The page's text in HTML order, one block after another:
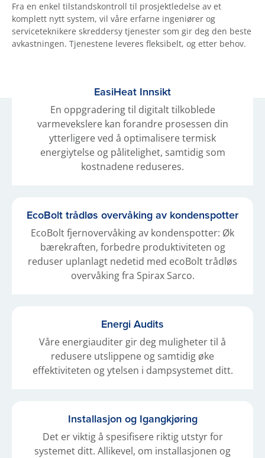
Fra en enkel tilstandskontroll til prosjektledelse av et
komplett nytt system, vil våre erfarne ingeniører og
serviceteknikere skreddersy tjenester som gir deg den beste
avkastningen. Tjenestene leveres fleksibelt, og etter behov.
EasiHeat Innsikt
En oppgradering til digitalt tilkoblede
varmevekslere kan forandre prosessen din
ytterligere ved å optimalisere termisk
energiytelse og pålitelighet, samtidig som
kostnadene reduseres.
EcoBolt trådløs overvåking av kondenspotter
EcoBolt fjernovervåking av kondenspotter: Øk
bærekraften, forbedre produktiviteten og
reduser uplanlagt nedetid med ecoBolt trådløs
overvåking fra Spirax Sarco.
Energi Audits
Våre energiauditer gir deg muligheter til å
redusere utslippene og samtidig øke
effektiviteten og ytelsen i dampsystemet ditt.
Installasjon og Igangkjøring
Det er viktig å spesifisere riktig utstyr for
systemet ditt. Allikevel, om installasjonen og